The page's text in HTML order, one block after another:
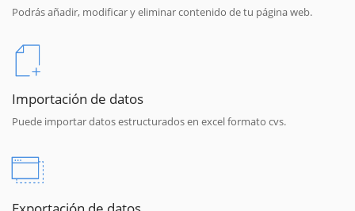
Podrás añadir, modificar y eliminar contenido de tu página web.
Importación de datos
Puede importar datos estructurados en excel formato cvs.